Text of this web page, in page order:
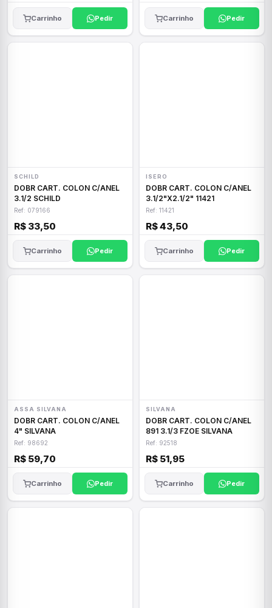
Carrinho Pedir Carrinho Pedir
SCHILD
DOBR CART. COLON C/ANEL
3.1/2 SCHILD
Ref: 079166
R$ 33,50
Carrinho Pedir
ISERO
DOBR CART. COLON C/ANEL
3.1/2"X2.1/2" 11421
Ref: 11421
R$ 43,50
Carrinho Pedir
ASSA SILVANA
DOBR CART. COLON C/ANEL
4" SILVANA
Ref: 98692
R$ 59,70
Carrinho Pedir
SILVANA
DOBR CART. COLON C/ANEL
891 3.1/3 FZOE SILVANA
Ref: 92518
R$ 51,95
Carrinho Pedir